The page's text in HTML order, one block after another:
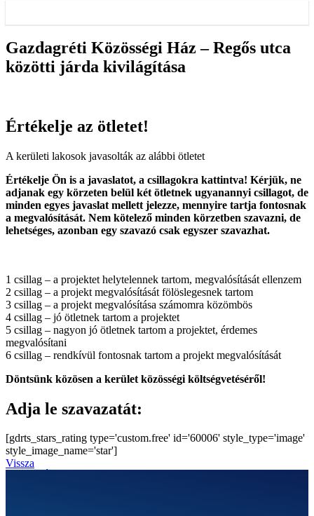
Gazdagréti Közösségi Ház – Regős utca
közötti járda kivilágítása
Értékelje az ötletet!
A kerületi lakosok javasolták az alábbi ötletet
Értékelje Ön is a javaslatot, a csillagokra kattintva! Kérjük, ne
adjanak egy körzeten belül két ötletnek ugyanannyi csillagot, de
minden egyes javaslat mellett jelezze, mennyire tartja fontosnak
a megvalósítását. Nem kötelező minden körzetben szavazni, de
lehetséges, azonban egy szavazó csak egyszer szavazhat.
1 csillag – a projektet helytelennek tartom, megvalósítását ellenzem
2 csillag – a projekt megvalósítását fölöslegesnek tartom
3 csillag – a projekt megvalósítása számomra közömbös
4 csillag – jó ötletnek tartom a projektet
5 csillag – nagyon jó ötletnek tartom a projektet, érdemes
megvalósítani
6 csillag – rendkívül fontosnak tartom a projekt megvalósítását
Döntsünk közösen a kerület közösségi költségvetéséről!
Adja le szavazatát:
[gdrts_stars_rating type='custom.free' id='60006' style_type='image'
style_image_name='star']
Vissza